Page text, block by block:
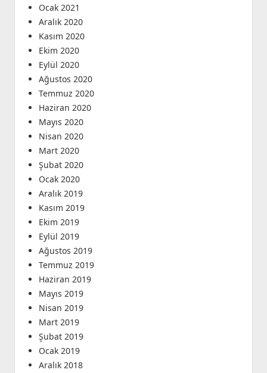
Ocak 2021
Aralık 2020
Kasım 2020
Ekim 2020
Eylül 2020
Ağustos 2020
Temmuz 2020
Haziran 2020
Mayıs 2020
Nisan 2020
Mart 2020
Şubat 2020
Ocak 2020
Aralık 2019
Kasım 2019
Ekim 2019
Eylül 2019
Ağustos 2019
Temmuz 2019
Haziran 2019
Mayıs 2019
Nisan 2019
Mart 2019
Şubat 2019
Ocak 2019
Aralık 2018